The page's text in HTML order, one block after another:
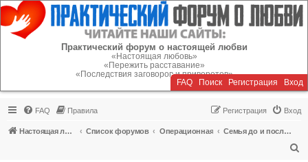
Регистрация
Практический форум о настоящей любви
«Настоящая любовь»
«Пережить расставание»
«Последствия заговоров и приворотов»
FAQ Поиск Регистрация Вход
FAQ Правила Вход
Регистрация
Настоящая любовь Список форумов Операционная
Семья до и после кризиса